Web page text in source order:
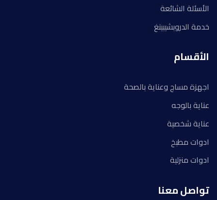
الأسئلة الشائعة
خدمة الدروبشيبينغ
الأقسام
اجهزة مساج وعناية بالصحة
عناية بالوجه
عناية شخصية
ادوات مطبخ
ادوات منزلية
تواصل معنا